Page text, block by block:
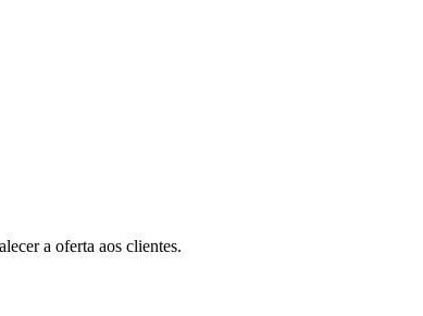
a oferta aos clientes.